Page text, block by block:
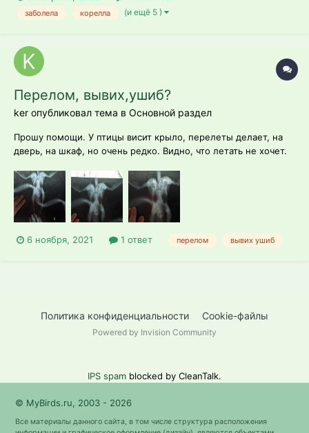
заболела корелла (и ещё 5 )
Перелом, вывих,ушиб?
ker опубликовал тема в Основной раздел
Прошу помощи. У птицы висит крыло, перелеты делает, на
дверь, на шкаф, но очень редко. Видно, что летать не хочет.
висит. Сделали снимок, врач сказала, что ничего не видит,
просто лёгкий ушиб и сказала пить витамин группы
В(тиамин) думаю, что эт...
6 ноября, 2021 1 ответ перелом вывих ушиб
Политика конфиденциальности Cookie-файлы
Powered by Invision Community
IPS spam blocked by CleanTalk.
© MyBirds.ru, 2003 - 2026
Все материалы данного сайта, в том числе структура расположения